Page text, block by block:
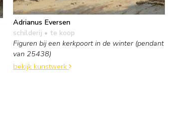
Adrianus Eversen
schilderij • te koop
Figuren bij een kerkpoort in de winter (pendant
van 25438)
bekijk kunstwerk